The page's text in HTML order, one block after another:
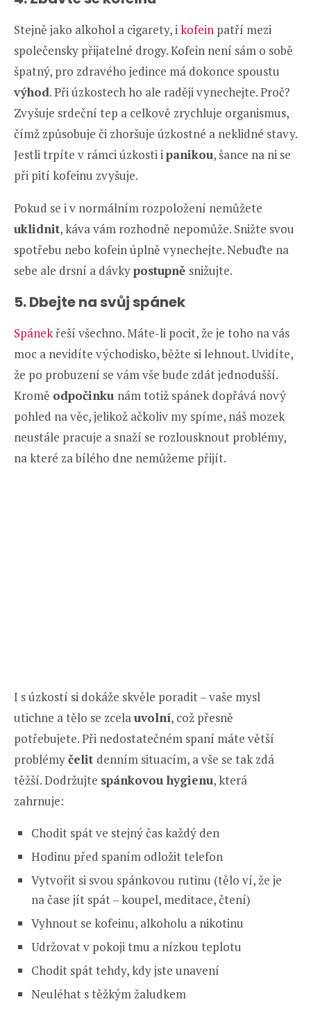
Stejně jako alkohol a cigarety, ikofein patří mezi
společensky přijatelné drogy. Kofein není sám o sobě
špatný, pro zdravého jedince má dokonce spoustu
výhod. Při úzkostech ho ale raději vynechejte. Proč?
Zvyšuje srdeční tep a celkově zrychluje organismus,
čímž způsobuje či zhoršuje úzkostné a neklidné stavy.
Jestli trpíte v rámci úzkosti ipanikou, šance na ni se
při pití kofeinu zvyšuje.
Pokud se i v normálním rozpoložení nemůžete
uklidnit, káva vám rozhodně nepomůže. Snižte svou
spotřebu nebo kofein úplně vynechejte. Nebuďte na
sebe ale drsní a dávkypostupně snižujte.
5. Dbejte na svůj spánek
Spánekřeší všechno. Máte-li pocit, že je toho na vás
moc a nevidíte východisko, běžte si lehnout. Uvidíte,
že po probuzení se vám vše bude zdát jednodušší.
Kromě odpočinku nám totiž spánek dopřává nový
pohled na věc, jelikož ačkoliv my spíme, náš mozek
neustále pracuje a snaží se rozlousknout problémy,
na které za bílého dne nemůžeme přijít.
I s úzkostí si dokáže skvěle poradit – vaše mysl
utichne a tělo se zcelauvolní, což přesně
potřebujete. Při nedostatečném spaní máte větší
problémyčelit denním situacím, a vše se tak zdá
těžší. Dodržujte spánkovou hygienu, která
zahrnuje:
Chodit spát ve stejný čas každý den
Hodinu před spaním odložit telefon
Vytvořit si svou spánkovou rutinu (tělo ví, že je
na čase jít spát – koupel, meditace, čtení)
Vyhnout se kofeinu, alkoholu a nikotinu
Udržovat v pokoji tmu a nízkou teplotu
Chodit spát tehdy, kdy jste unavení
Neuléhat s těžkým žaludkem